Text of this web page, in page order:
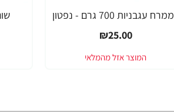
ממרח עגבניות 700 גרם - נפטון
₪25.00
שום